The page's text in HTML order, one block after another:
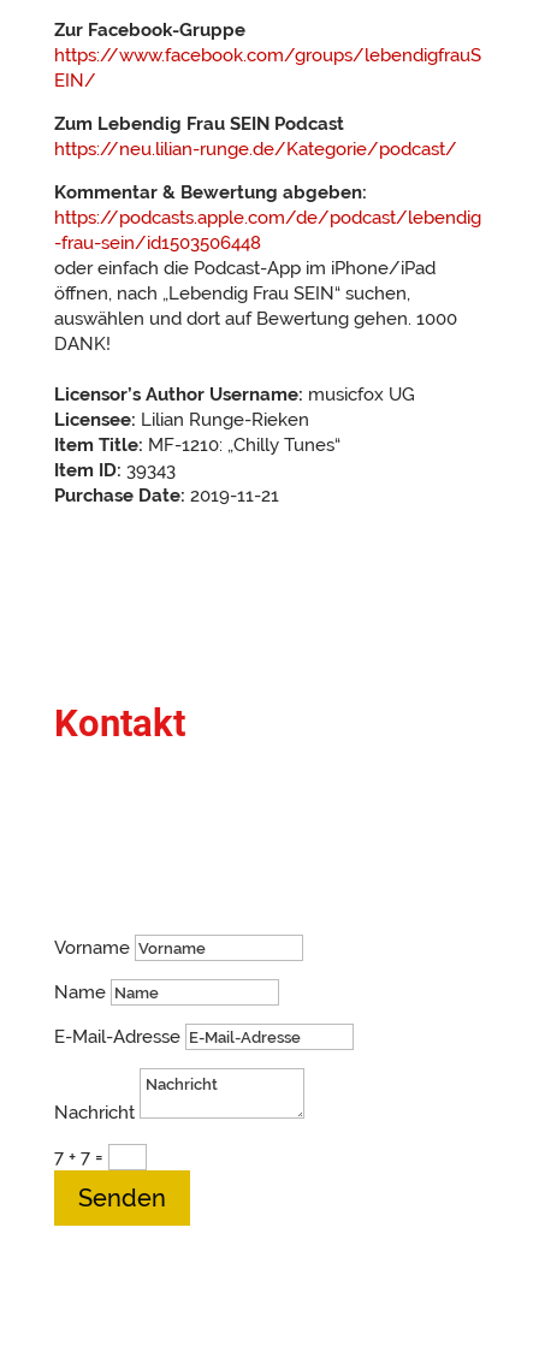
Zur Facebook-Gruppe
https://www.facebook.com/groups/lebendigfrauS
EIN/
Zum Lebendig Frau SEIN Podcast
https://neu.lilian-runge.de/Kategorie/podcast/
Kommentar & Bewertung abgeben:
https://podcasts.apple.com/de/podcast/lebendig
-frau-sein/id1503506448
oder einfach die Podcast-App im iPhone/iPad
öffnen, nach „Lebendig Frau SEIN“ suchen,
auswählen und dort auf Bewertung gehen. 1000
DANK!
Licensor’s Author Username: musicfox UG
Licensee: Lilian Runge-Rieken
Item Title: MF-1210: „Chilly Tunes“
Item ID: 39343
Purchase Date: 2019-11-21
Kontakt
Vorname
Name
E-Mail-Adresse
Nachricht
7 + 7=
Senden